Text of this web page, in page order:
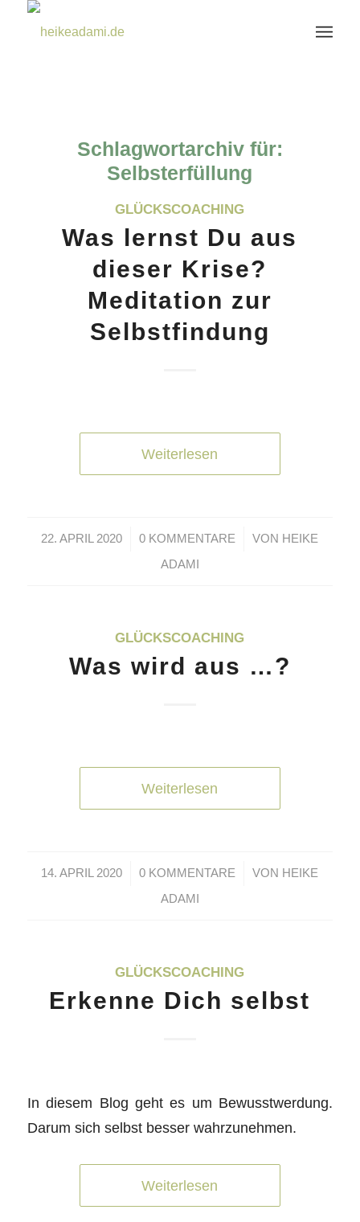
Schlagwortarchiv für:
Selbsterfüllung
GLÜCKSCOACHING
Was lernst Du aus
dieser Krise?
Meditation zur
Selbstfindung
Weiterlesen
22. APRIL 2020
/ 0 KOMMENTARE
/ VON HEIKE
ADAMI
GLÜCKSCOACHING
Was wird aus …?
Weiterlesen
14. APRIL 2020
/ 0 KOMMENTARE
/ VON HEIKE
ADAMI
GLÜCKSCOACHING
Erkenne Dich selbst
In diesem Blog geht es um Bewusstwerdung.
Darum sich selbst besser wahrzunehmen.
Weiterlesen